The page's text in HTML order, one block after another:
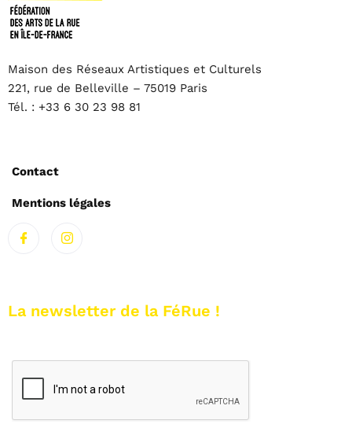
Maison des Réseaux Artistiques et Culturels
221, rue de Belleville – 75019 Paris
Tél. : +33 6 30 23 98 81
Contact
Mentions légales
La newsletter de la FéRue !